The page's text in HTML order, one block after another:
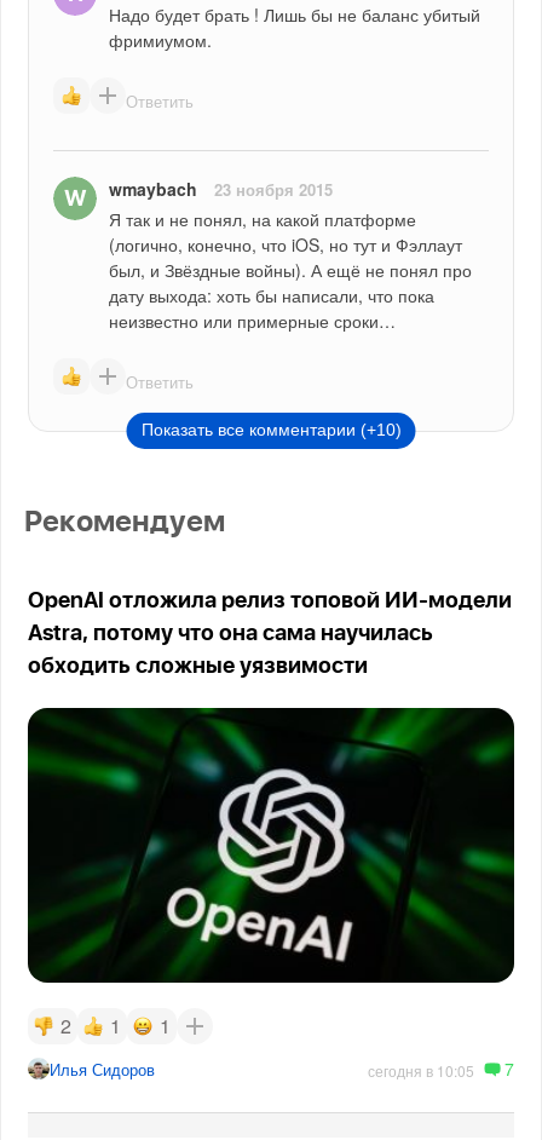
Надо будет брать ! Лишь бы не баланс убитый
фримиумом.
Ответить
wmaybach 23 ноября 2015
Я так и не понял, на какой платформе
(логично, конечно, что iOS, но тут и Фэллаут
был, и Звёздные войны). А ещё не понял про
дату выхода: хоть бы написали, что пока
неизвестно или примерные сроки…
Ответить
Показать все комментарии (+10)
Рекомендуем
OpenAI отложила релиз топовой ИИ-модели
Astra, потому что она сама научилась
обходить сложные уязвимости
2 1 1
Илья Сидоров сегодня в 10:05 7